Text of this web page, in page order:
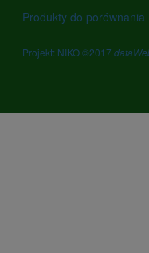
Produkty do porównania
Projekt: NIKO ©2017